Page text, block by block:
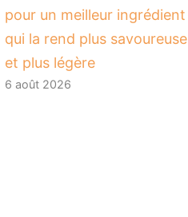
pour un meilleur ingrédient
qui la rend plus savoureuse
et plus légère
6 août 2026